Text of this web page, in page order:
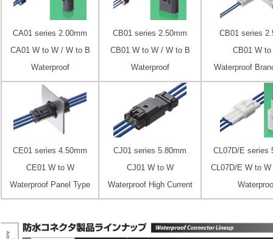
CA01 series 2.00mm
CA01 W to W / W to B
Waterproof
CB01 series 2.50mm
CB01 W to W / W to B
Waterproof
CB01 series
CB01 W to
Waterproof
CE01 series 4.50mm
CE01 W to W
Waterproof Panel Type
CJ01 series 5.80mm
CJ01 W to W
Waterproof High Current
CL07D/E series
CL07D/E W to